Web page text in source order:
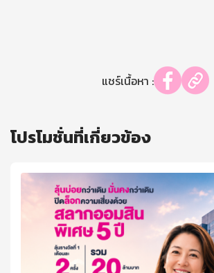
แชร์เนื้อหา :
โปรโมชั่นที่เกี่ยวข้อง